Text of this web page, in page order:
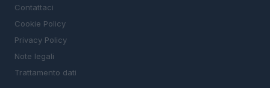
Contattaci
Cookie Policy
Privacy Policy
Note legali
Trattamento dati